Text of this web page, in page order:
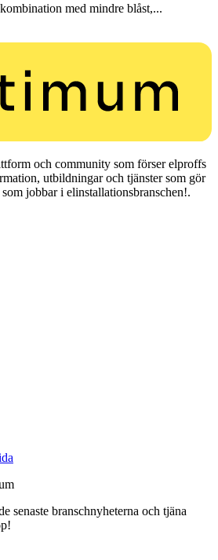
med mindre blåst,...
och community som förser elproffs
utbildningar och tjänster som gör
jobbar i elinstallationsbranschen!.
senaste branschnyheterna och tjäna